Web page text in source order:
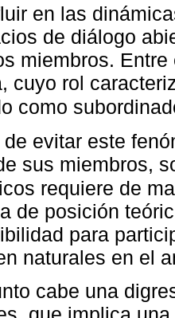
en las
de diálogo
miembros.
cuyo rol
como
de evitar este
sus miembros,
requiere de
de posición
para
naturales en el
cabe una